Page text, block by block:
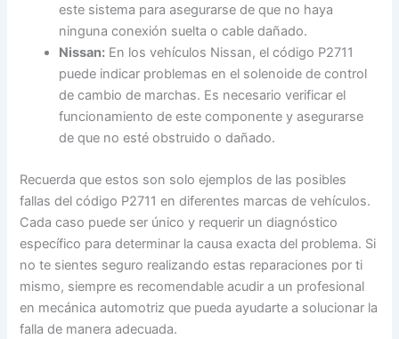
este sistema para asegurarse de que no haya
ninguna conexión suelta o cable dañado.
Nissan: En los vehículos Nissan, el código P2711
puede indicar problemas en el solenoide de control
de cambio de marchas. Es necesario verificar el
funcionamiento de este componente y asegurarse
de que no esté obstruido o dañado.
Recuerda que estos son solo ejemplos de las posibles
fallas del código P2711 en diferentes marcas de vehículos.
Cada caso puede ser único y requerir un diagnóstico
específico para determinar la causa exacta del problema. Si
no te sientes seguro realizando estas reparaciones por ti
mismo, siempre es recomendable acudir a un profesional
en mecánica automotriz que pueda ayudarte a solucionar la
falla de manera adecuada.